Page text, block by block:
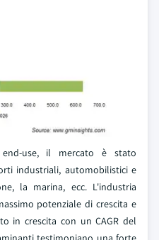
use, il mercato è stato
industriali, automobilistici e
la marina, ecc. L'industria
potenziale di crescita e
in crescita con un CAGR del